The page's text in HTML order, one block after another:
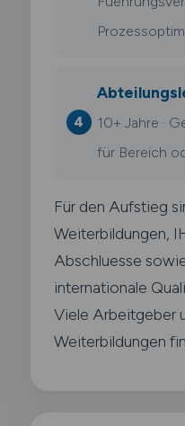
10+ Jahre ·
für Bereich
Für den Aufstieg
Weiterbildungen,
Abschluesse
internationale
Viele Arbeitgeber
Weiterbildungen